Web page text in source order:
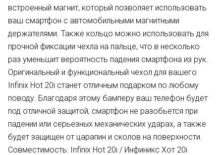
встроенный магнит, который позволяет использовать
ваш смартфон с автомобильными магнитными
держателями. Также кольцо можно использовать для
прочной фиксации чехла на пальце, что в несколько
раз уменьшит вероятность падения смартфона из рук.
Оригинальный и функциональный чехол для вашего
Infinix Hot 20i cтанет отличным подарком по любому
поводу. Благодаря этому бамперу ваш телефон будет
под отличной защитой, смартфон не разобьется при
падении или серьезных механических ударах, а также
будет защищен от царапин и сколов на поверхности.
Совместимость: Infinix Hot 20i / Инфиникс Хот 20i